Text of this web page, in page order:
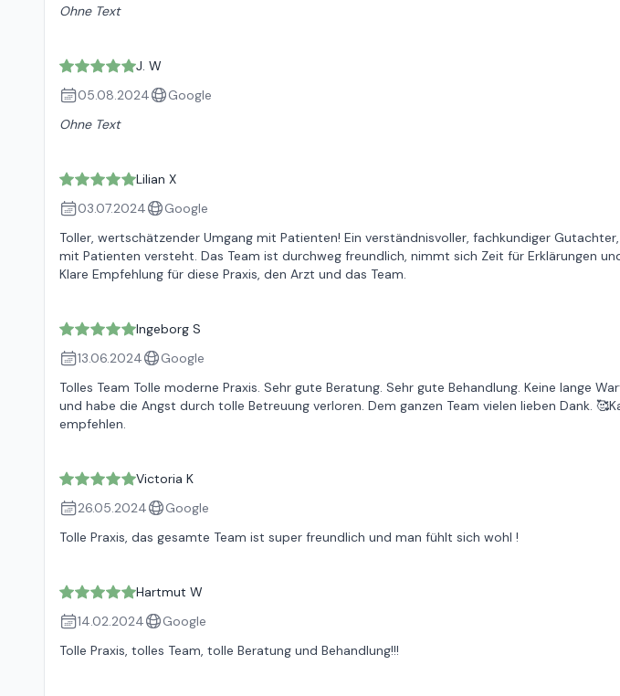
Ohne Text
J. W
05.08.2024
Google
Ohne Text
Lilian X
03.07.2024
Google
Toller, wertschätzender Umgang mit Patienten! Ein verständnisvoller, fachkundiger
mit Patienten versteht. Das Team ist durchweg freundlich, nimmt sich Zeit für Erklärungen
Klare Empfehlung für diese Praxis, den Arzt und das Team.
Ingeborg S
13.06.2024
Google
Tolles Team Tolle moderne Praxis. Sehr gute Beratung. Sehr gute Behandlung. Keine lange
und habe die Angst durch tolle Betreuung verloren. Dem ganzen Team vielen lieben Dank.
empfehlen.
Victoria K
26.05.2024
Google
Tolle Praxis, das gesamte Team ist super freundlich und man fühlt sich wohl !
Hartmut W
14.02.2024
Google
Tolle Praxis, tolles Team, tolle Beratung und Behandlung!!!